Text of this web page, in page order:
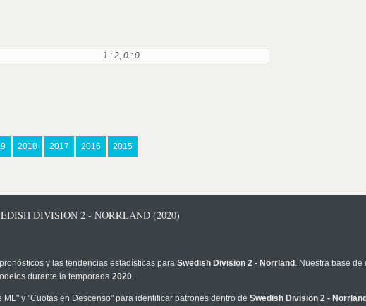
1 : 2, 0 : 0
2018 2017 2016 2015
DIVISION 2 - NORRLAND (2020)
y las tendencias estadísticas para Swedish Division 2 - Norrland . Nuestra base de
durante la temporada 2020.
ML" y "Cuotas en Descenso" para identificar patrones dentro de Swedish Division 2 - Norrland